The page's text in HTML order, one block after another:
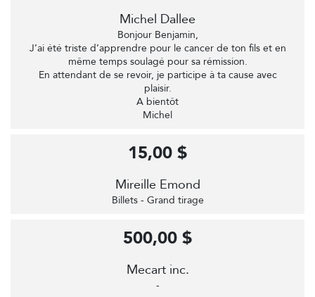
Michel Dallee
Bonjour Benjamin,
J’ai été triste d’apprendre pour le cancer de ton fils et en
même temps soulagé pour sa rémission.
En attendant de se revoir, je participe à ta cause avec
plaisir.
A bientôt
Michel
Mireille Emond
Billets - Grand tirage
15,00 $
Mecart inc.
-
500,00 $